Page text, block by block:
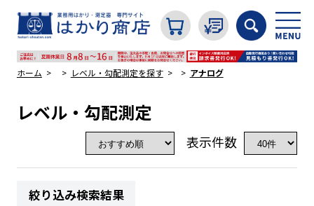
カテゴリから探す
ホーム レベル・勾配測定を探す アナログ
レベル・勾配測定
表示件数
絞り込み検索結果